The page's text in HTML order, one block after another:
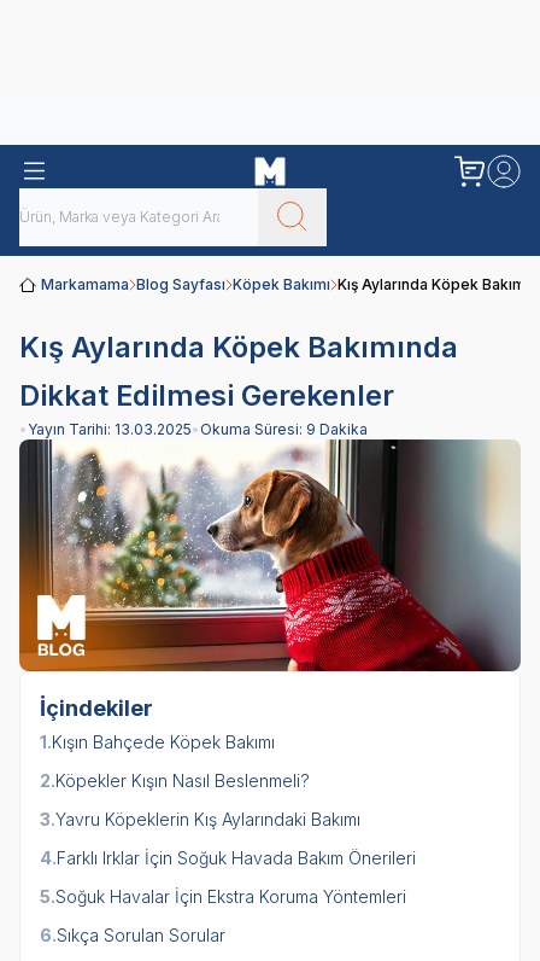
Markamama Blog Sayfası Köpek Bakımı Kış Aylarında Köpek
Kış Aylarında Köpek Bakımında
Dikkat Edilmesi Gerekenler
• Yayın Tarihi: 13.03.2025•Okuma Süresi: 9 Dakika
İçindekiler
1.Kışın Bahçede Köpek Bakımı
2.Köpekler Kışın Nasıl Beslenmeli?
3.Yavru Köpeklerin Kış Aylarındaki Bakımı
4.Farklı Irklar İçin Soğuk Havada Bakım Önerileri
5.Soğuk Havalar İçin Ekstra Koruma Yöntemleri
6.Sıkça Sorulan Sorular